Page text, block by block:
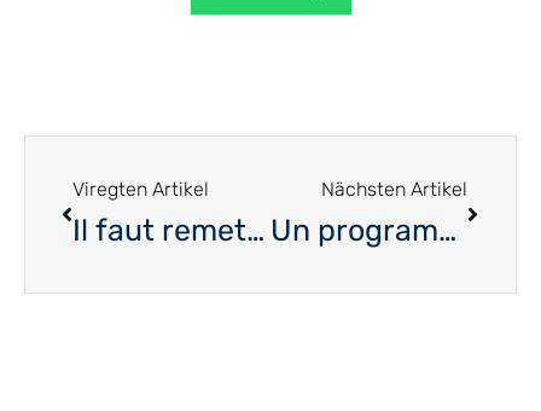
Viregten Artikel
Il faut remettre les intérêts des salariés au premier plan
Nächsten Artikel
Un programme fort pour la municipalité de Junglinster